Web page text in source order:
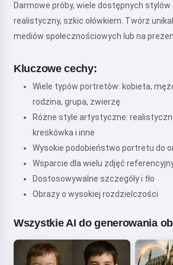
Darmowe próby, wiele dostępnych stylów
realistyczny, szkic ołówkiem. Twórz
mediów społecznościowych lub na
Kluczowe cechy:
Wiele typów portretów: kobieta,
rodzina, grupa, zwierzę
Różne style artystyczne:
kreskówka i inne
Wysokie podobieństwo portretu do
Wsparcie dla wielu zdjęć
Dostosowywalne szczegóły i tło
Obrazy o wysokiej rozdzielczości
Wszystkie AI do generowania